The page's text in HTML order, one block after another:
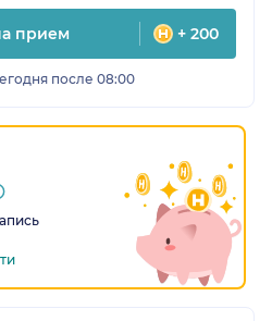
прием + 200
после 08:00